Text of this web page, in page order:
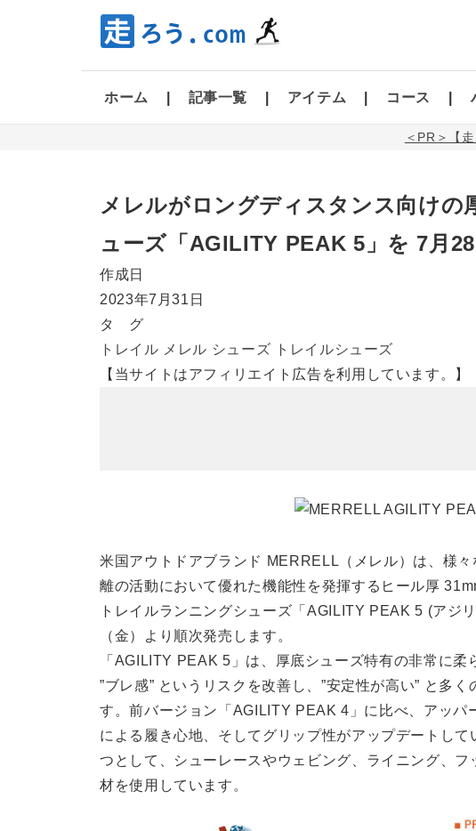
ホーム 記事一覧 アイテム コース
＜PR＞【
メレルがロングディスタンス向けの
ューズ「AGILITY PEAK 5」を 7月
作成日
2023年7月31日
タ グ
トレイル メレル シューズ
トレイルシューズ
【当サイトはアフィリエイト広告を利用しています。】
米国アウトドアブランド MERRELL（メレル）は、様
離の活動において優れた機能性を発揮するヒール厚
トレイルランニングシューズ「AGILITY PEAK 5 (アジ
（金）より順次発売します。
「AGILITY PEAK 5」は、厚底シューズ特有の非常に
”ブレ感” というリスクを改善し、”安定性が高い” と多
す。前バージョン「AGILITY PEAK 4」に比べ、アッパ
による履き心地、そしてグリップ性がアップデートし
つとして、シューレースやウェビング、ライニング、
材を使用しています。